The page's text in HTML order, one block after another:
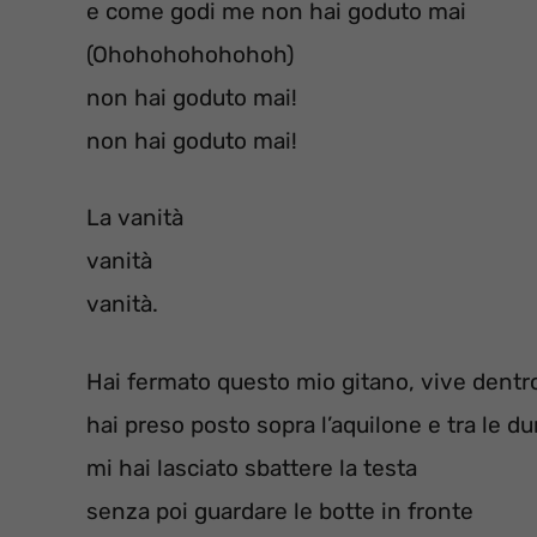
e come godi me non hai goduto mai
(Ohohohohohohoh)
non hai goduto mai!
non hai goduto mai!
La vanità
vanità
vanità.
Hai fermato questo mio gitano, vive
hai preso posto sopra l’aquilone e tra le
mi hai lasciato sbattere la testa
senza poi guardare le botte in fronte